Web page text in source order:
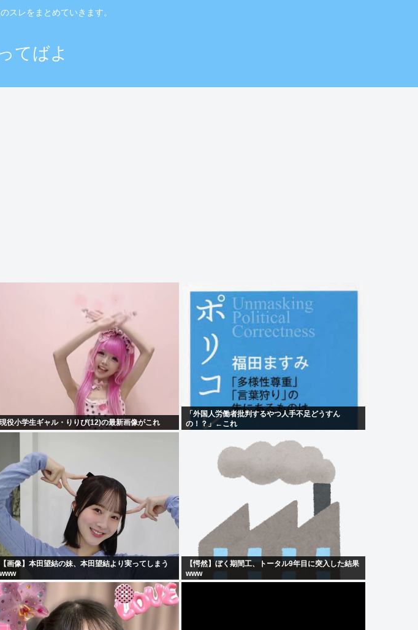
スレをまとめていきます。
てばよ
現役小学生ギャル・りりぴ(12)の最新画像がこれ
「外国人労働者批判するやつ人手不足どうすん
の！？」←これ
【画像】本田望結の妹、本田望結より実ってしまう
www
【愕然】ぼく期間工、トータル9年目に突入した結果
www